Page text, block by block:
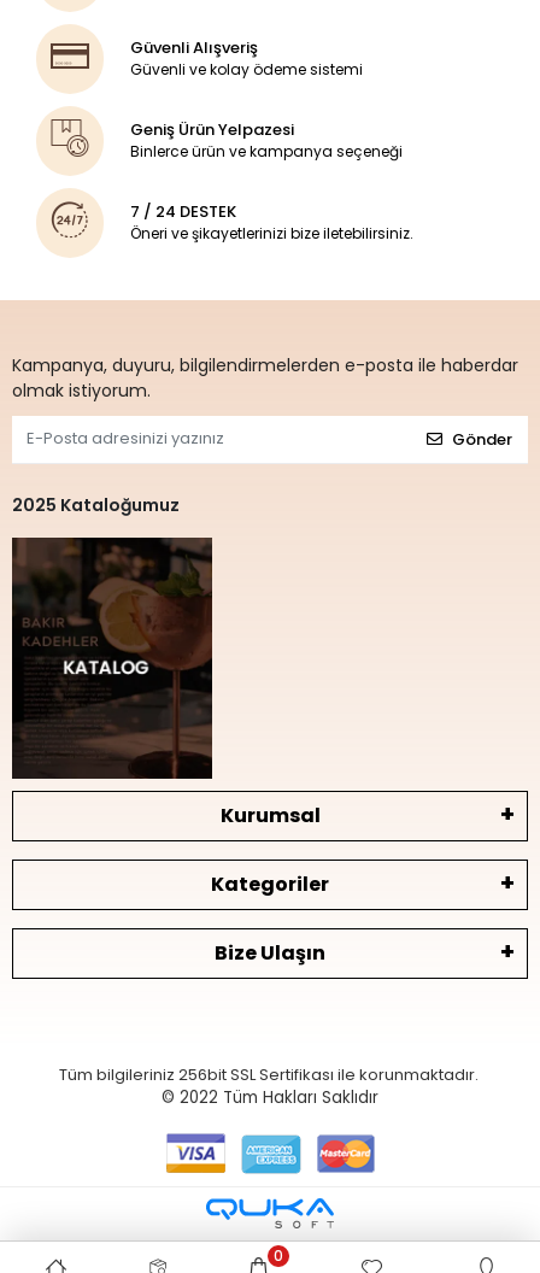
Güvenli Alışveriş
Güvenli ve kolay ödeme sistemi
Geniş Ürün Yelpazesi
Binlerce ürün ve kampanya seçeneği
7 / 24 DESTEK
Öneri ve şikayetlerinizi bize iletebilirsiniz.
Kampanya, duyuru, bilgilendirmelerden e-posta ile haberdar
olmak istiyorum.
Gönder
2025 Kataloğumuz
Kurumsal
Kategoriler
Bize Ulaşın
Tüm bilgileriniz 256bit SSL Sertifikası ile korunmaktadır.
© 2022 Tüm Hakları Saklıdır
0